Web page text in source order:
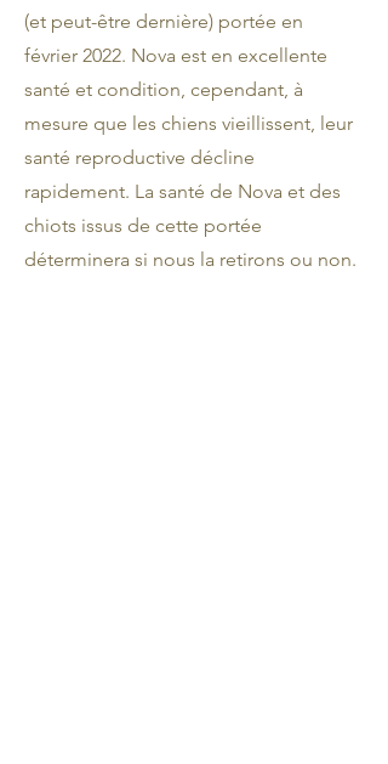
(et peut-être dernière) portée en
février 2022. Nova est en excellente
santé et condition, cependant, à
mesure que les chiens vieillissent, leur
santé reproductive décline
rapidement. La santé de Nova et des
chiots issus de cette portée
déterminera si nous la retirons ou non.